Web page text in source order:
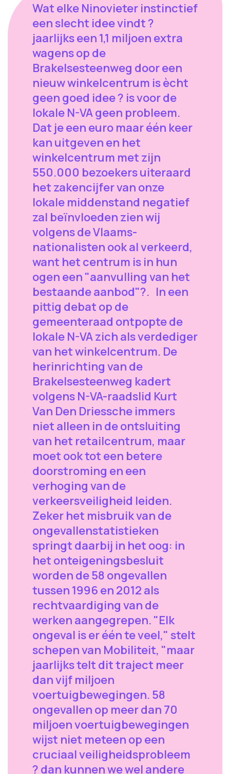
Wat elke Ninovieter instinctief
een slecht idee vindt ?
jaarlijks een 1,1 miljoen extra
wagens op de
Brakelsesteenweg door een
nieuw winkelcentrum is ècht
geen goed idee ? is voor de
lokale N-VA geen probleem.
Dat je een euro maar één keer
kan uitgeven en het
winkelcentrum met zijn
550.000 bezoekers uiteraard
het zakencijfer van onze
lokale middenstand negatief
zal beïnvloeden zien wij
volgens de Vlaams-
nationalisten ook al verkeerd,
want het centrum is in hun
ogen een "aanvulling van het
bestaande aanbod"?. In een
pittig debat op de
gemeenteraad ontpopte de
lokale N-VA zich als verdediger
van het winkelcentrum. De
herinrichting van de
Brakelsesteenweg kadert
volgens N-VA-raadslid Kurt
Van Den Driessche immers
niet alleen in de ontsluiting
van het retailcentrum, maar
moet ook tot een betere
doorstroming en een
verhoging van de
verkeersveiligheid leiden.
Zeker het misbruik van de
ongevallenstatistieken
springt daarbij in het oog: in
het onteigeningsbesluit
worden de 58 ongevallen
tussen 1996 en 2012 als
rechtvaardiging van de
werken aangegrepen. "Elk
ongeval is er één te veel," stelt
schepen van Mobiliteit, "maar
jaarlijks telt dit traject meer
dan vijf miljoen
voertuigbewegingen. 58
ongevallen op meer dan 70
miljoen voertuigbewegingen
wijst niet meteen op een
cruciaal veiligheidsprobleem
? dan kunnen we wel andere